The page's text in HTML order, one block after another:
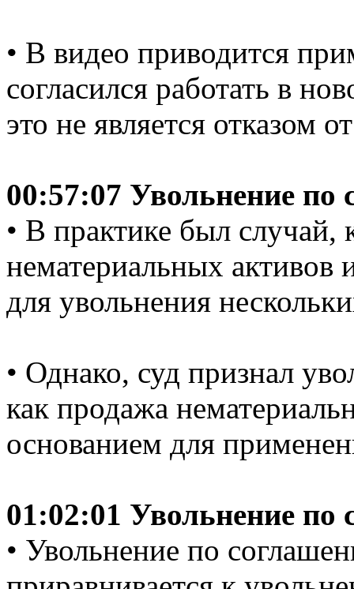
• В видео приводится
согласился работать в
это не является отказом
00:57:07 Увольнение по
• В практике был случай,
нематериальных
для увольнения
• Однако, суд признал
как продажа
основанием для
01:02:01 Увольнение по
• Увольнение по